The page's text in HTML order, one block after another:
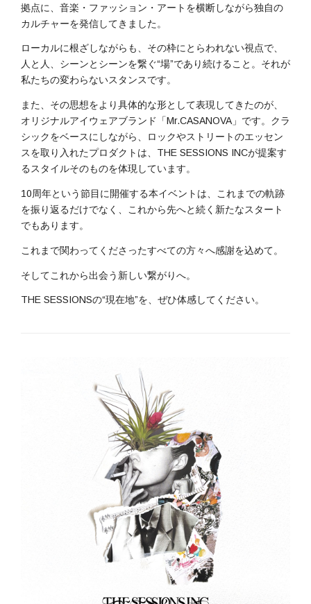
拠点に、音楽・ファッション・アートを横断しながら独自の
カルチャーを発信してきました。
ローカルに根ざしながらも、その枠にとらわれない視点で、
人と人、シーンとシーンを繋ぐ“場”であり続けること。それが
私たちの変わらないスタンスです。
また、その思想をより具体的な形として表現してきたのが、
オリジナルアイウェアブランド「Mr.CASANOVA」です。クラ
シックをベースにしながら、ロックやストリートのエッセン
スを取り入れたプロダクトは、THE SESSIONS INCが提案す
るスタイルそのものを体現しています。
10周年という節目に開催する本イベントは、これまでの軌跡
を振り返るだけでなく、これから先へと続く新たなスタート
でもあります。
これまで関わってくださったすべての方々へ感謝を込めて。
そしてこれから出会う新しい繋がりへ。
THE SESSIONSの“現在地”を、ぜひ体感してください。